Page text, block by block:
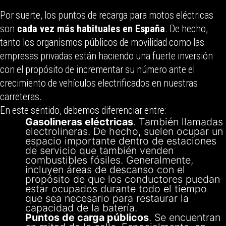
Por suerte, los puntos de recarga para motos eléctricas
son cada vez más habituales en España. De hecho,
tanto los organismos públicos de movilidad como las
empresas privadas están haciendo una fuerte inversión
con el propósito de incrementar su número ante el
crecimiento de vehículos electrificados en nuestras
carreteras.
En este sentido, debemos diferenciar entre:
Gasolineras eléctricas. También llamadas
electrolineras. De hecho, suelen ocupar un
espacio importante dentro de estaciones
de servicio que también venden
combustibles fósiles. Generalmente,
incluyen áreas de descanso con el
propósito de que los conductores puedan
estar ocupados durante todo el tiempo
que sea necesario para restaurar la
capacidad de la batería.
Puntos de carga públicos. Se encuentran